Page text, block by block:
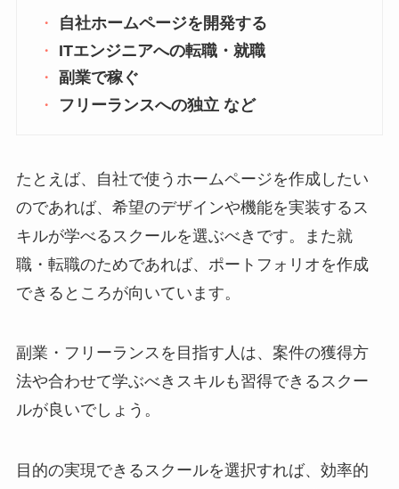
自社ホームページを開発する
ITエンジニアへの転職・就職
副業で稼ぐ
フリーランスへの独立 など
たとえば、自社で使うホームページを作成したい
のであれば、希望のデザインや機能を実装するス
キルが学べるスクールを選ぶべきです。また就
職・転職のためであれば、ポートフォリオを作成
できるところが向いています。
副業・フリーランスを目指す人は、案件の獲得方
法や合わせて学ぶべきスキルも習得できるスクー
ルが良いでしょう。
目的の実現できるスクールを選択すれば、効率的